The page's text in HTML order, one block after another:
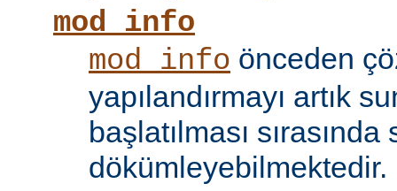
mod_info
mod_info önceden
yapılandırmayı artık
başlatılması sırasında
dökümleyebilmektedir.